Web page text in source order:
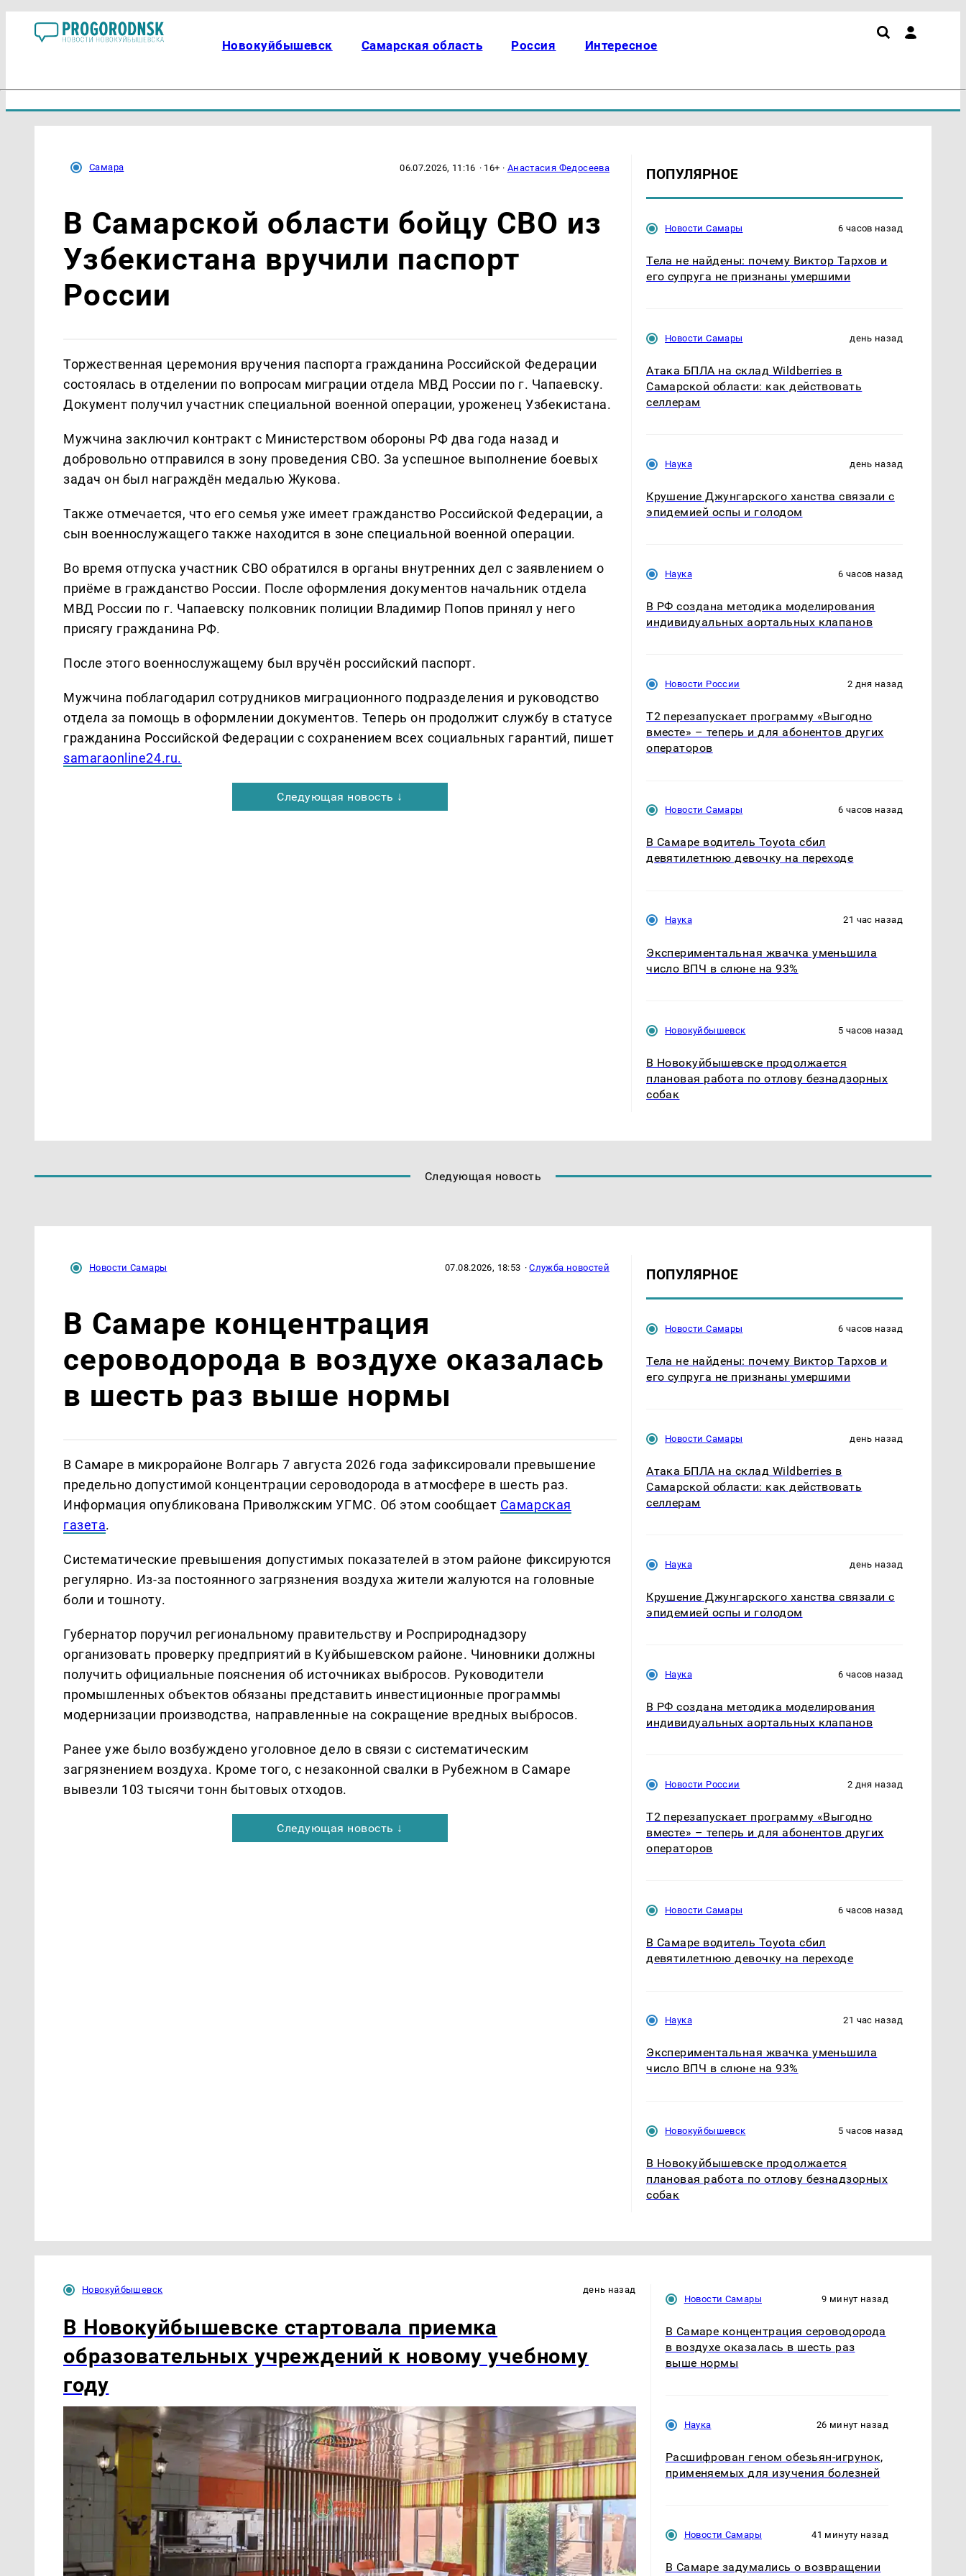
Новокуйбышевск Самарская область Россия Интересное
Самара 06.07.2026, 11:16 · 16+ · Анастасия Федосеева
В Самарской области бойцу СВО из
Узбекистана вручили паспорт
России
Торжественная церемония вручения паспорта гражданина Российской Федерации
состоялась в отделении по вопросам миграции отдела МВД России по г. Чапаевску.
Документ получил участник специальной военной операции, уроженец Узбекистана.
Мужчина заключил контракт с Министерством обороны РФ два года назад и
добровольно отправился в зону проведения СВО. За успешное выполнение боевых
задач он был награждён медалью Жукова.
Также отмечается, что его семья уже имеет гражданство Российской Федерации, а
сын военнослужащего также находится в зоне специальной военной операции.
Во время отпуска участник СВО обратился в органы внутренних дел с заявлением о
приёме в гражданство России. После оформления документов начальник отдела
МВД России по г. Чапаевску полковник полиции Владимир Попов принял у него
присягу гражданина РФ.
После этого военнослужащему был вручён российский паспорт.
Мужчина поблагодарил сотрудников миграционного подразделения и руководство
отдела за помощь в оформлении документов. Теперь он продолжит службу в статусе
гражданина Российской Федерации с сохранением всех социальных гарантий, пишет
samaraonline24.ru.
Следующая новость ↓
ПОПУЛЯРНОЕ
Новости Самары 6 часов назад
Тела не найдены: почему Виктор Тархов и
его супруга не признаны умершими
Новости Самары день назад
Атака БПЛА на склад Wildberries в
Самарской области: как действовать
селлерам
Наука день назад
Крушение Джунгарского ханства связали с
эпидемией оспы и голодом
Наука 6 часов назад
В РФ создана методика моделирования
индивидуальных аортальных клапанов
Новости России 2 дня назад
Т2 перезапускает программу «Выгодно
вместе» – теперь и для абонентов других
операторов
Новости Самары 6 часов назад
В Самаре водитель Toyota сбил
девятилетнюю девочку на переходе
Наука 21 час назад
Экспериментальная жвачка уменьшила
число ВПЧ в слюне на 93%
Новокуйбышевск 5 часов назад
В Новокуйбышевске продолжается
плановая работа по отлову безнадзорных
собак
Следующая новость
Новости Самары 07.08.2026, 18:53 ·Служба новостей
В Самаре концентрация
сероводорода в воздухе оказалась
в шесть раз выше нормы
В Самаре в микрорайоне Волгарь 7 августа 2026 года зафиксировали превышение
предельно допустимой концентрации сероводорода в атмосфере в шесть раз.
Информация опубликована Приволжским УГМС. Об этом сообщает Самарская
газета.
Систематические превышения допустимых показателей в этом районе фиксируются
регулярно. Из-за постоянного загрязнения воздуха жители жалуются на головные
боли и тошноту.
Губернатор поручил региональному правительству и Росприроднадзору
организовать проверку предприятий в Куйбышевском районе. Чиновники должны
получить официальные пояснения об источниках выбросов. Руководители
промышленных объектов обязаны представить инвестиционные программы
модернизации производства, направленные на сокращение вредных выбросов.
Ранее уже было возбуждено уголовное дело в связи с систематическим
загрязнением воздуха. Кроме того, с незаконной свалки в Рубежном в Самаре
вывезли 103 тысячи тонн бытовых отходов.
Следующая новость ↓
ПОПУЛЯРНОЕ
Новости Самары 6 часов назад
Тела не найдены: почему Виктор Тархов и
его супруга не признаны умершими
Новости Самары день назад
Атака БПЛА на склад Wildberries в
Самарской области: как действовать
селлерам
Наука день назад
Крушение Джунгарского ханства связали с
эпидемией оспы и голодом
Наука 6 часов назад
В РФ создана методика моделирования
индивидуальных аортальных клапанов
Новости России 2 дня назад
Т2 перезапускает программу «Выгодно
вместе» – теперь и для абонентов других
операторов
Новости Самары 6 часов назад
В Самаре водитель Toyota сбил
девятилетнюю девочку на переходе
Наука 21 час назад
Экспериментальная жвачка уменьшила
число ВПЧ в слюне на 93%
Новокуйбышевск 5 часов назад
В Новокуйбышевске продолжается
плановая работа по отлову безнадзорных
собак
Новокуйбышевск день назад
В Новокуйбышевске стартовала приемка
образовательных учреждений к новому учебному
году
Новости Самары 9 минут назад
В Самаре концентрация сероводорода
в воздухе оказалась в шесть раз
выше нормы
Наука 26 минут назад
Расшифрован геном обезьян-игрунок,
применяемых для изучения болезней
Новости Самары 41 минуту назад
В Самаре задумались о возвращении